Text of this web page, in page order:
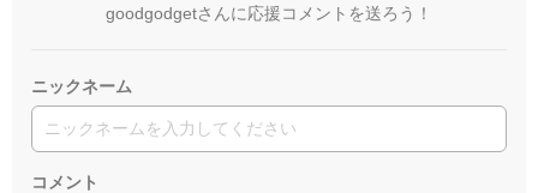
goodgodgetさんに応援コメントを送ろう！
ニックネーム
コメント